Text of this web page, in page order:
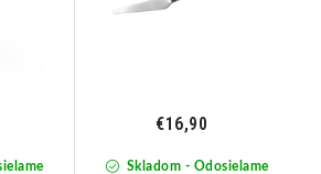
Skladom - Odosielame
€16,90